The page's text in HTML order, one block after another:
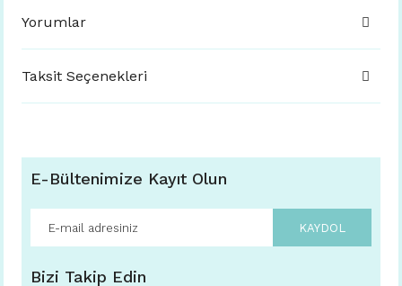
Yorumlar
Taksit Seçenekleri
E-Bültenimize Kayıt Olun
KAYDOL
Bizi Takip Edin